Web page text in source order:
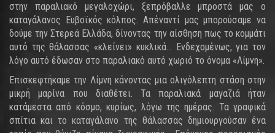
στην παραλιακό μεγαλοχώρι, ξεπρόβαλλε μπροστά μας ο
καταγάλανος Ευβοϊκός κόλπος. Απέναντί μας μπορούσαμε να
δούμε την Στερεά Ελλάδα, δίνοντας την αίσθηση πως το κομμάτι
αυτό της θάλασσας «κλείνει» κυκλικά... Ενδεχομένως, για τον
λόγο αυτό έδωσαν στο παραλιακό αυτό χωριό το όνομα «Λίμνη».
Επισκεφτήκαμε την Λίμνη κάνοντας μια ολιγόλεπτη στάση στην
μικρή μαρίνα που διαθέτει. Τα παραλιακά μαγαζιά ήταν
κατάμεστα από κόσμο, κυρίως, λόγω της ημέρας. Τα γραφικά
σπίτια και το καταγάλανο της θάλασσας δημιουργούσαν ένα